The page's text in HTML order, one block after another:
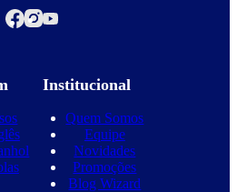
Institucional
Quem Somos
Equipe
Novidades
Promoções
Blog Wizard